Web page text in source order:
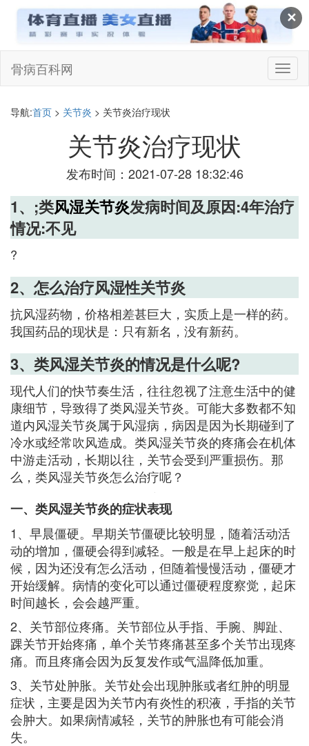
✕
切
换
骨病百科网
导航:首页 > 关节炎 > 关节炎治疗现状
关节炎治疗现状
发布时间：2021-07-28 18:32:46
1、;类风湿关节炎发病时间及原因:4年治疗
情况:不见
?
2、怎么治疗风湿性关节炎
抗风湿药物，价格相差甚巨大，实质上是一样的药。
我国药品的现状是：只有新名，没有新药。
3、类风湿关节炎的情况是什么呢?
现代人们的快节奏生活，往往忽视了注意生活中的健
康细节，导致得了类风湿关节炎。可能大多数都不知
道内风湿关节炎属于风湿病，病因是因为长期碰到了
冷水或经常吹风造成。类风湿关节炎的疼痛会在机体
中游走活动，长期以往，关节会受到严重损伤。那
么，类风湿关节炎怎么治疗呢？
一、类风湿关节炎的症状表现
1、早晨僵硬。早期关节僵硬比较明显，随着活动活
动的增加，僵硬会得到减轻。一般是在早上起床的时
候，因为还没有怎么活动，但随着慢慢活动，僵硬才
开始缓解。病情的变化可以通过僵硬程度察觉，起床
时间越长，会会越严重。
2、关节部位疼痛。关节部位从手指、手腕、脚趾、
踝关节开始疼痛，单个关节疼痛甚至多个关节出现疼
痛。而且疼痛会因为反复发作或气温降低加重。
3、关节处肿胀。关节处会出现肿胀或者红肿的明显
症状，主要是因为关节内有炎性的积液，手指的关节
会肿大。如果病情减轻，关节的肿胀也有可能会消
失。